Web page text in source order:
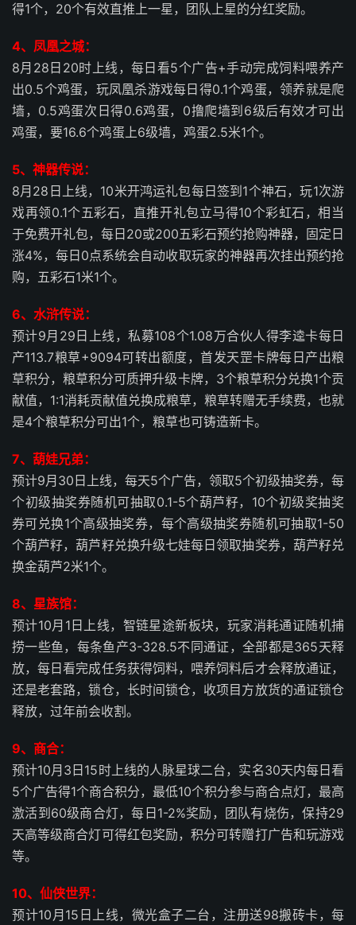
得1个，20个有效直推上一星，团队上星的分红奖励。
4、凤凰之城：
8月28日20时上线，每日看5个广告+手动完成饲料喂养产
出0.5个鸡蛋，玩凤凰杀游戏每日得0.1个鸡蛋，领养就是爬
墙，0.5鸡蛋次日得0.6鸡蛋，0撸爬墙到6级后有效才可出
鸡蛋，要16.6个鸡蛋上6级墙，鸡蛋2.5米1个。
5、神器传说：
8月28日上线，10米开鸿运礼包每日签到1个神石，玩1次游
戏再领0.1个五彩石，直推开礼包立马得10个彩虹石，相当
于免费开礼包，每日20或200五彩石预约抢购神器，固定日
涨4%，每日0点系统会自动收取玩家的神器再次挂出预约抢
购，五彩石1米1个。
6、水浒传说：
预计9月29日上线，私募108个1.08万合伙人得李逵卡每日
产113.7粮草+9094可转出额度，首发天罡卡牌每日产出粮
草积分，粮草积分可质押升级卡牌，3个粮草积分兑换1个贡
献值，1:1消耗贡献值兑换成粮草，粮草转赠无手续费，也就
是4个粮草积分可出1个，粮草也可铸造新卡。
7、葫娃兄弟：
预计9月30日上线，每天5个广告，领取5个初级抽奖券，每
个初级抽奖券随机可抽取0.1-5个葫芦籽，10个初级奖抽奖
券可兑换1个高级抽奖券，每个高级抽奖券随机可抽取1-50
个葫芦籽，葫芦籽兑换升级七娃每日领取抽奖券，葫芦籽兑
换金葫芦2米1个。
8、星族馆：
预计10月1日上线，智链星途新板块，玩家消耗通证随机捕
捞一些鱼，每条鱼产3-328.5不同通证，全部都是365天释
放，每日看完成任务获得饲料，喂养饲料后才会释放通证，
还是老套路，锁仓，长时间锁仓，收项目方放货的通证锁仓
释放，过年前会收割。
9、商合：
预计10月3日15时上线的人脉星球二台，实名30天内每日看
5个广告得1个商合积分，最低10个积分参与商合点灯，最高
激活到60级商合灯，每日1-2%奖励，团队有烧伤，保持29
天高等级商合灯可得红包奖励，积分可转赠打广告和玩游戏
等。
10、仙侠世界：
预计10月15日上线，微光盒子二台，注册送98搬砖卡，每